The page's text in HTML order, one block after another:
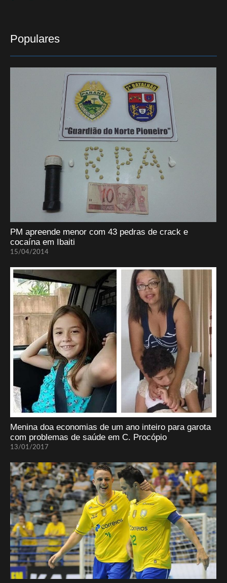
Populares
PM apreende menor com 43 pedras de crack e
cocaína em Ibaiti
15/04/2014
Menina doa economias de um ano inteiro para garota
com problemas de saúde em C. Procópio
13/01/2017